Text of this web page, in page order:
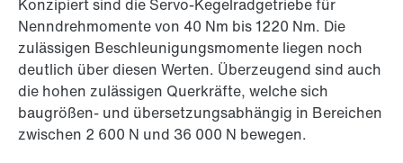
Konzipiert sind die Servo-Kegelradgetriebe für
Nenndrehmomente von 40 Nm bis 1220 Nm. Die
zulässigen Beschleunigungsmomente liegen noch
deutlich über diesen Werten. Überzeugend sind auch
die hohen zulässigen Querkräfte, welche sich
baugrößen- und übersetzungsabhängig in Bereichen
zwischen 2 600 N und 36 000 N bewegen.